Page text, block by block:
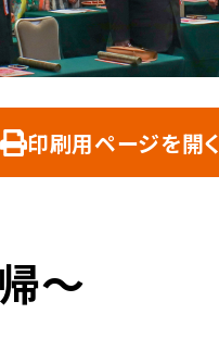
印刷用ページを開く
～